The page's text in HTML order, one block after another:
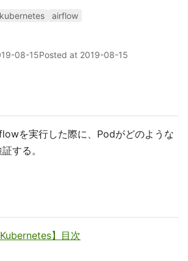
kubernetes
airflow
08-15Posted at 2019-08-15
を実行した際に、Podがどのような
する。
】目次